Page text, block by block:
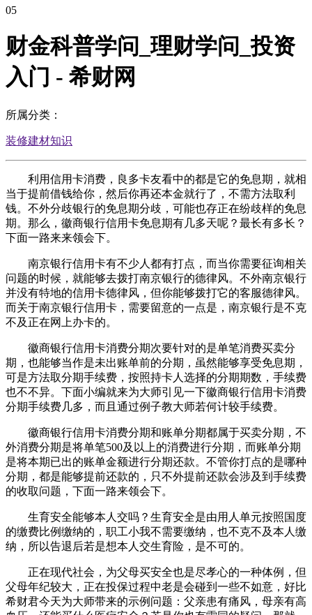
05
财金科普学问_理财学问_投资
入门 - 希财网
所属分类：
装修建材知识
利用信用卡消费，良多卡友看中的都是它的免息期，就相
当于提前借钱给你，然后你再还本金就行了，不需方法取利
钱。不外分歧银行的免息期分歧，可能也存正在纷歧样的免息
期。那么，徽商银行信用卡免息期有几多天呢？最长有多长？
下面一路来来领会下。
南京银行信用卡有不少人都有打点，而当你需要征询相关
问题的时候，就能够去拨打南京银行的德律风。不外南京银行
并没有特地的信用卡德律风，但你能够拨打它的客服德律风。
而关于南京银行信用卡，需要留意的一点是，南京银行是不克
不及正在网上办卡的。
徽商银行信用卡消费分期次要针对的是单笔消费买卖分
期，也能够当作是未出账单前的分期，虽然能够享受免息期，
可是方法取分期手续费，按照持卡人选择的分期期数，手续费
也不不异。下面小编就来为大师引见一下徽商银行信用卡消费
分期手续费几多，而且通过例子教大师若何计较手续费。
徽商银行信用卡消费分期和账单分期都属于买卖分期，不
外消费分期是将单笔500及以上的消费进行分期，而账单分期
是将本期已出的账单金额进行分期还款。不管你打点的是哪种
分期，都是能够提前还款的，只不外提前还款会涉及到手续费
的收取问题，下面一路来领会下。
生育安全能够本人交吗？生育安全是由用人单元按照国度
的缴费比例缴纳的，职工小我不需要缴纳，也不克不及本人缴
纳，所以告退后若是想本人交生育险，是不可的。
正在现代社会，为父母买安全也是尽孝心的一种体例，但
父母年纪较大，正在投保过程中老是会碰到一些不如意，好比
希财君今天为大师带来的示例问题：父亲患有痛风，母亲有高